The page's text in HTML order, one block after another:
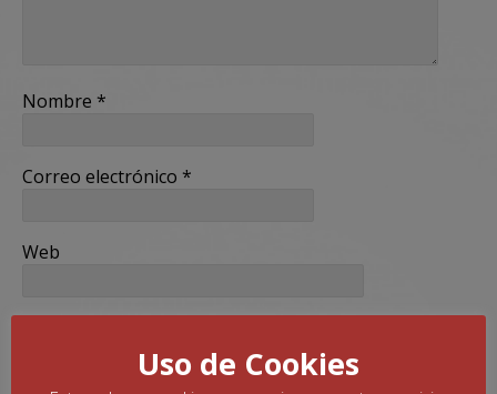
Nombre *
Correo electrónico *
Web
Este sitio usa Akismet para reducir el spam.
Uso de Cookies